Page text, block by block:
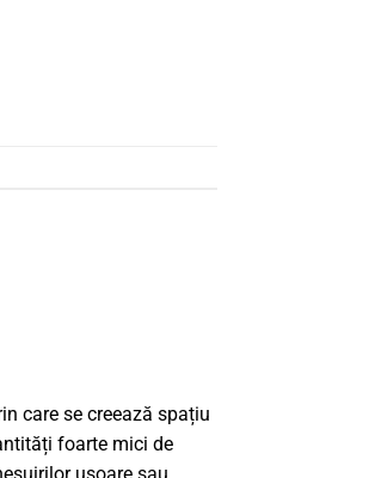
care se creează spațiu
foarte mici de